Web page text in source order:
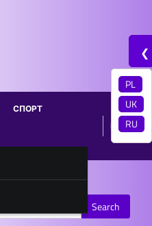
СПОРТ
❮
PL
UK
RU